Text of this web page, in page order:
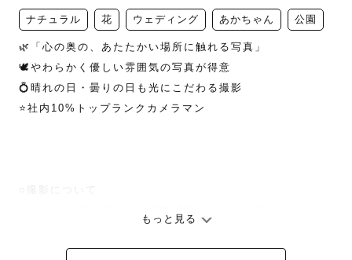
ナチュラル 花 ウェディング あかちゃん 公園
🌿「心の奥の、あたたかい場所に触れる写真」
🕊️やわらかく優しい雰囲気の写真が得意
💍晴れの日・曇りの日も光にこだわる撮影
⭐️社内10%トップランクカメラマン
事前にLINEにて丁寧にやり取りをさせて頂きます。
もっと見る